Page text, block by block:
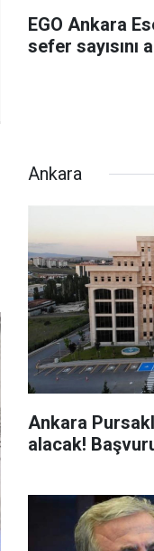
EGO Ankara
sefer sayısını
Ankara
Ankara
alacak!